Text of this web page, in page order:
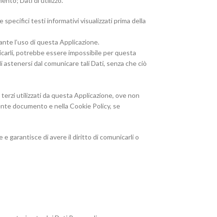
testi informativi visualizzati prima della
l’uso di questa Applicazione.
potrebbe essere impossibile per questa
dal comunicare tali Dati, senza che ciò
utilizzati da questa Applicazione, ove non
documento e nella Cookie Policy, se
garantisce di avere il diritto di comunicarli o